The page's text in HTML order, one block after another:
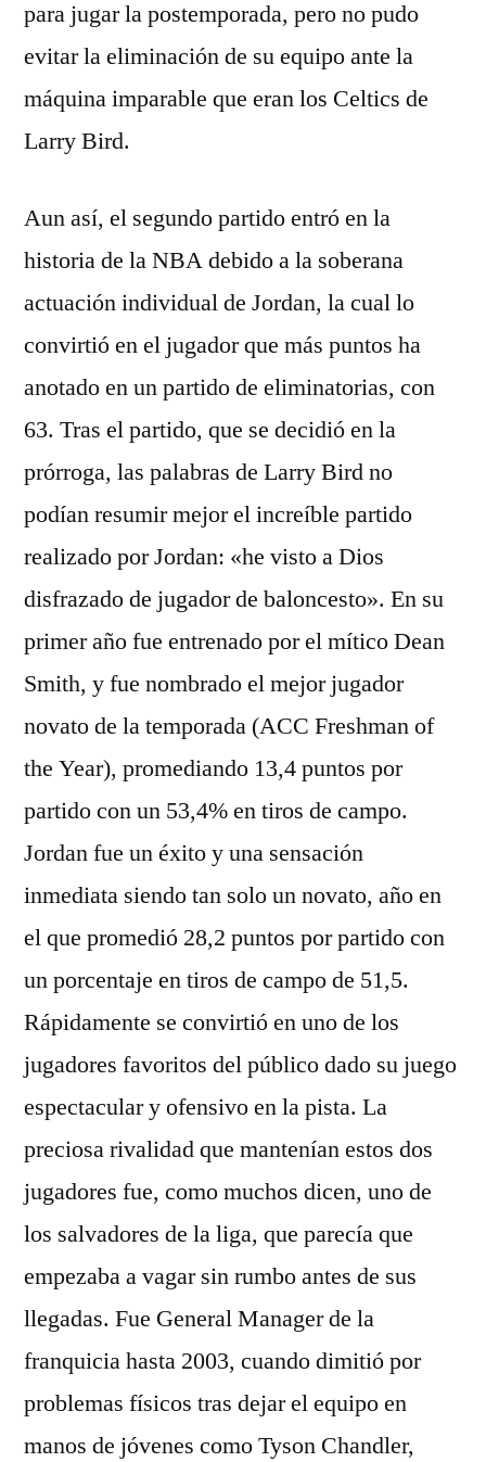
para jugar la postemporada, pero no pudo
evitar la eliminación de su equipo ante la
máquina imparable que eran los Celtics de
Larry Bird.
Aun así, el segundo partido entró en la
historia de la NBA debido a la soberana
actuación individual de Jordan, la cual lo
convirtió en el jugador que más puntos ha
anotado en un partido de eliminatorias, con
63. Tras el partido, que se decidió en la
prórroga, las palabras de Larry Bird no
podían resumir mejor el increíble partido
realizado por Jordan: «he visto a Dios
disfrazado de jugador de baloncesto». En su
primer año fue entrenado por el mítico Dean
Smith, y fue nombrado el mejor jugador
novato de la temporada (ACC Freshman of
the Year), promediando 13,4 puntos por
partido con un 53,4% en tiros de campo.
Jordan fue un éxito y una sensación
inmediata siendo tan solo un novato, año en
el que promedió 28,2 puntos por partido con
un porcentaje en tiros de campo de 51,5.
Rápidamente se convirtió en uno de los
jugadores favoritos del público dado su juego
espectacular y ofensivo en la pista. La
preciosa rivalidad que mantenían estos dos
jugadores fue, como muchos dicen, uno de
los salvadores de la liga, que parecía que
empezaba a vagar sin rumbo antes de sus
llegadas. Fue General Manager de la
franquicia hasta 2003, cuando dimitió por
problemas físicos tras dejar el equipo en
manos de jóvenes como Tyson Chandler,